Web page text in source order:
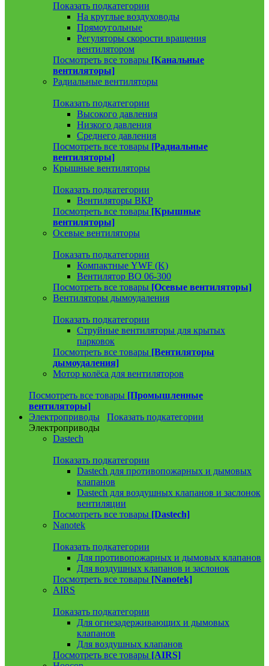
Показать подкатегории
На круглые воздуховоды
Прямоугольные
Регуляторы скорости вращения
вентилятором
Посмотреть все товары [Канальные
вентиляторы]
Радиальные вентиляторы
Показать подкатегории
Высокого давления
Низкого давления
Среднего давления
Посмотреть все товары [Радиальные
вентиляторы]
Крышные вентиляторы
Показать подкатегории
Вентиляторы ВКР
Посмотреть все товары [Крышные
вентиляторы]
Осевые вентиляторы
Показать подкатегории
Компактные YWF (K)
Вентилятор ВО 06-300
Посмотреть все товары [Осевые вентиляторы]
Вентиляторы дымоудаления
Показать подкатегории
Струйные вентиляторы для крытых
парковок
Посмотреть все товары [Вентиляторы
дымоудаления]
Мотор колёса для вентиляторов
Посмотреть все товары [Промышленные
вентиляторы]
Электроприводы
Показать подкатегории
Электроприводы
Dastech
Показать подкатегории
Dastech для противопожарных и дымовых
клапанов
Dastech для воздушных клапанов и заслонок
вентиляции
Посмотреть все товары [Dastech]
Nanotek
Показать подкатегории
Для противопожарных и дымовых клапанов
Для воздушных клапанов и заслонок
Посмотреть все товары [Nanotek]
AIRS
Показать подкатегории
Для огнезадерживающих и дымовых
клапанов
Для воздушных клапанов
Посмотреть все товары [AIRS]